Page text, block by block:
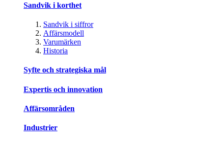
Sandvik i korthet
Sandvik i siffror
Affärsmodell
Varumärken
Historia
Syfte och strategiska mål
Expertis och innovation
Affärsområden
Industrier